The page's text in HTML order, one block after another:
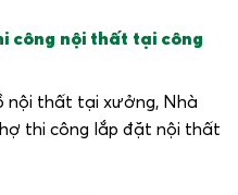
công nội thất tại công
nội thất tại xưởng, Nhà
thi công lắp đặt nội thất